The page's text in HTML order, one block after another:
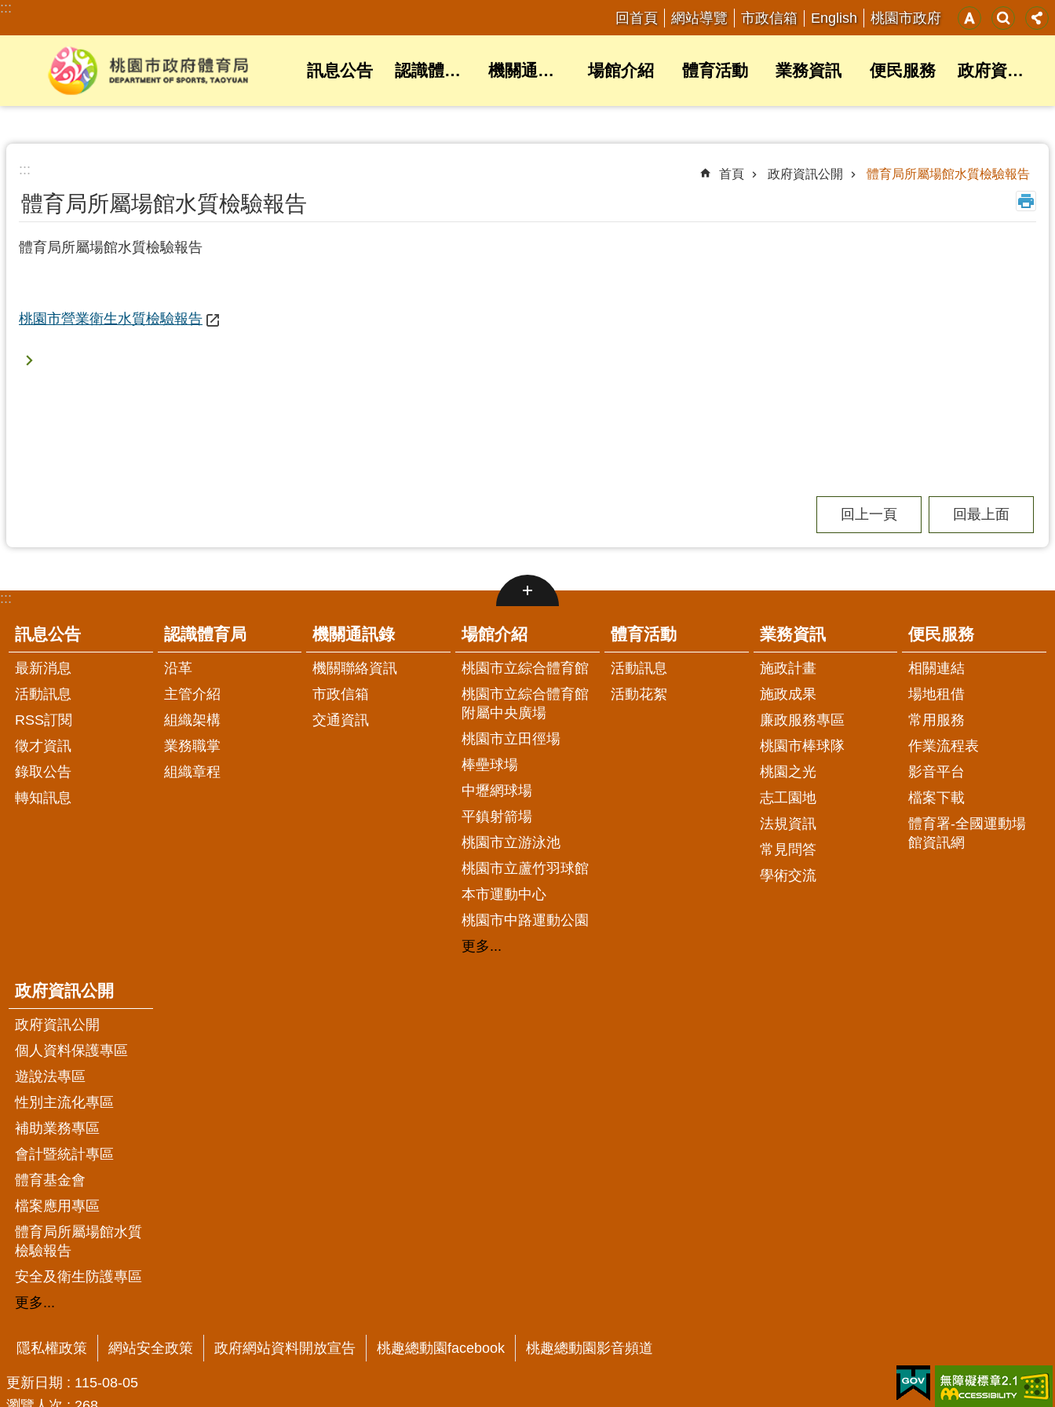
跳到主要內容區塊
:::
回首頁 網站導覽 市政信箱 English 桃園市政府
訊息公告 認識體育局 機關通訊錄 場館介紹 體育活動 業務資訊 便民服務 政府資訊公開
::: 首頁 政府資訊公開 體育局所屬場館水質檢驗報告
體育局所屬場館水質檢驗報告
體育局所屬場館水質檢驗報告
桃園市營業衛生水質檢驗報告
回上一頁 回最上面
:::
訊息公告
最新消息
活動訊息
RSS訂閱
徵才資訊
錄取公告
轉知訊息
認識體育局
沿革
主管介紹
組織架構
業務職掌
組織章程
機關通訊錄
機關聯絡資訊
市政信箱
交通資訊
場館介紹
桃園市立綜合體育館
桃園市立綜合體育館
附屬中央廣場
桃園市立田徑場
棒壘球場
中壢網球場
平鎮射箭場
桃園市立游泳池
桃園市立蘆竹羽球館
本市運動中心
桃園市中路運動公園
更多...
體育活動
活動訊息
活動花絮
業務資訊
施政計畫
施政成果
廉政服務專區
桃園市棒球隊
桃園之光
志工園地
法規資訊
常見問答
學術交流
便民服務
相關連結
場地租借
常用服務
作業流程表
影音平台
檔案下載
體育署-全國運動場
館資訊網
政府資訊公開
政府資訊公開
個人資料保護專區
遊說法專區
性別主流化專區
補助業務專區
會計暨統計專區
體育基金會
檔案應用專區
體育局所屬場館水質
檢驗報告
安全及衛生防護專區
更多...
隱私權政策 網站安全政策 政府網站資料開放宣告 桃趣總動園facebook 桃趣總動園影音頻道
更新日期
115-08-05